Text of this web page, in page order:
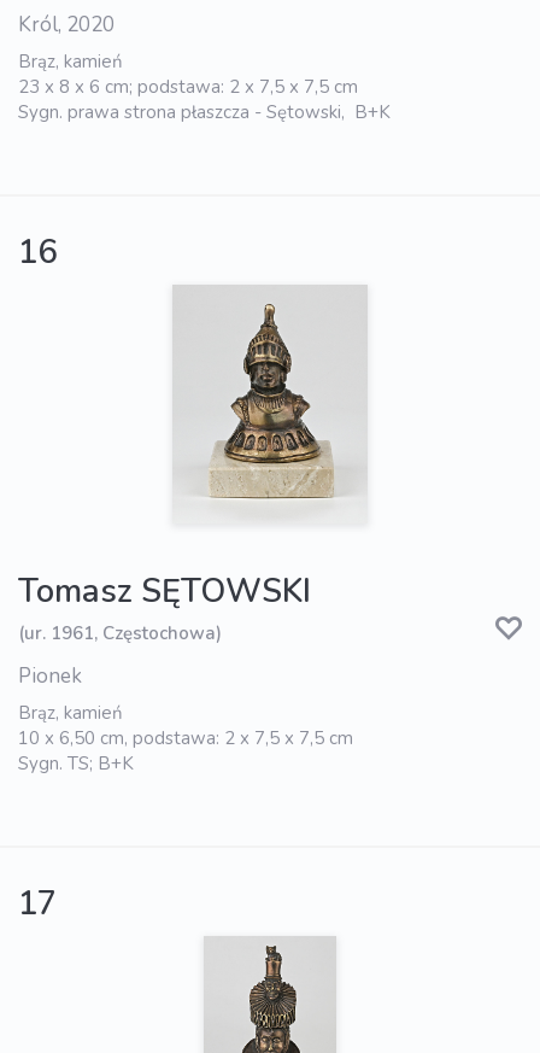
Król, 2020
Brąz, kamień
23 x 8 x 6 cm; podstawa: 2 x 7,5 x 7,5 cm
Sygn. prawa strona płaszcza - Sętowski, B+K
16
Tomasz SĘTOWSKI
(ur. 1961, Częstochowa)
Pionek
Brąz, kamień
10 x 6,50 cm, podstawa: 2 x 7,5 x 7,5 cm
Sygn. TS; B+K
17